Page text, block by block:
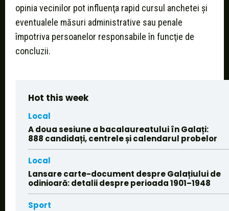
opinia vecinilor pot influenţa rapid cursul anchetei şi
eventualele măsuri administrative sau penale
împotriva persoanelor responsabile în funcţie de
concluzii.
Hot this week
Local
A doua sesiune a bacalaureatului în Galați:
888 candidați, centrele și calendarul probelor
Local
Lansare carte-document despre Galațiului de
odinioară: detalii despre perioada 1901–1948
Sport